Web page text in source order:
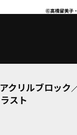
クリルブロック
スト